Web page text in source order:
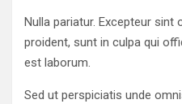
Nulla pariatur. Excepteur
proident, sunt in culpa qui
est laborum.
Sed ut perspiciatis unde